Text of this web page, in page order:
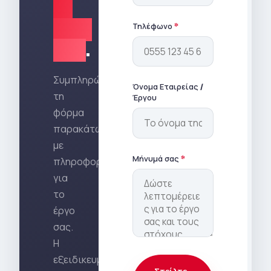
.
Συμπληρώστε
τη
φόρμα
παρακάτω
με
πληροφορίες
για
το
έργο
σας.
Η
εξειδικευμένη
Τηλέφωνο*
Όνομα Εταιρείας /
Έργου
Μήνυμά σας*